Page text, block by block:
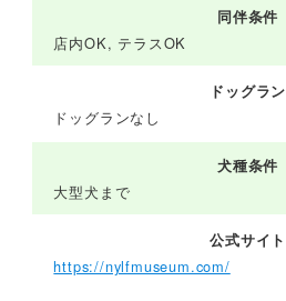
同伴条件
店内OK, テラスOK
ドッグラン
ドッグランなし
犬種条件
大型犬まで
公式サイト
https://nylfmuseum.com/